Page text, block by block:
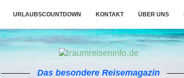
URLAUBSCOUNTDOWN KONTAKT ÜBER UNS
Das besondere Reisemagazin